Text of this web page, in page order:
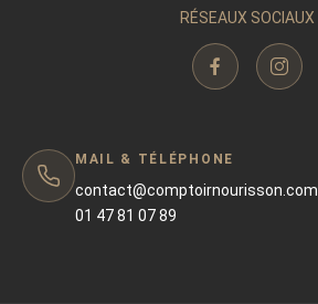
RÉSEAUX SOCIAUX
MAIL & TÉLÉPHONE
contact@comptoirnourisson.com
01 47 81 07 89